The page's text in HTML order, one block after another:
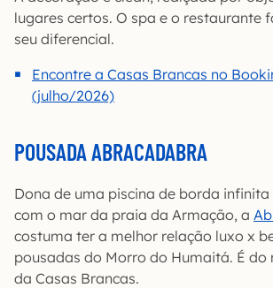
lugares certos. O spa e o restaurante
seu diferencial.
Encontre a Casas Brancas no
(julho/2026)
POUSADA ABRACADABRA
Dona de uma piscina de borda infinita
com o mar da praia da Armação, a
costuma ter a melhor relação luxo x
pousadas do Morro do Humaitá. É do
da Casas Brancas.